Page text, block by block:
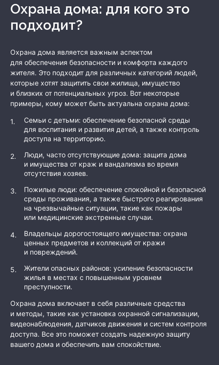
Охрана дома: для кого это
подходит?
Охрана дома является важным аспектом
для обеспечения безопасности и комфорта каждого
жителя. Это подходит для различных категорий людей,
которые хотят защитить свои жилища, имущество
и близких от потенциальных угроз. Вот некоторые
примеры, кому может быть актуальна охрана дома:
Семьи с детьми: обеспечение безопасной среды
для воспитания и развития детей, а также контроль
доступа на территорию.
Люди, часто отсутствующие дома: защита дома
и имущества от краж и вандализма во время
отсутствия хозяев.
Пожилые люди: обеспечение спокойной и безопасной
среды проживания, а также быстрого реагирования
на чрезвычайные ситуации, такие как пожары
или медицинские экстренные случаи.
Владельцы дорогостоящего имущества: охрана
ценных предметов и коллекций от кражи
и повреждений.
Жители опасных районов: усиление безопасности
жилья в местах с повышенным уровнем
преступности.
Охрана дома включает в себя различные средства
и методы, такие как установка охранной сигнализации,
видеонаблюдения, датчиков движения и систем контроля
доступа. Все это поможет создать надежную защиту
вашего дома и обеспечить вам спокойствие.